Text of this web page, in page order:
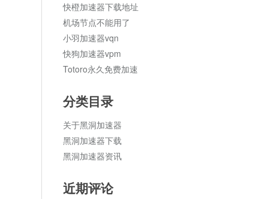
快橙加速器下载地址
机场节点不能用了
小羽加速器vqn
快狗加速器vpm
Totoro永久免费加速
分类目录
关于黑洞加速器
黑洞加速器下载
黑洞加速器资讯
近期评论